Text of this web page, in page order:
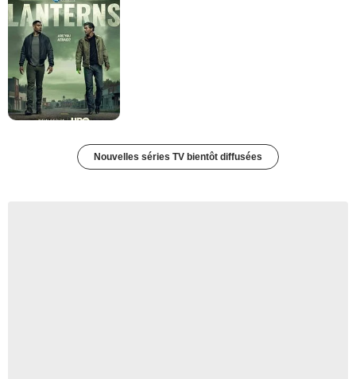
Nouvelles séries TV bientôt diffusées